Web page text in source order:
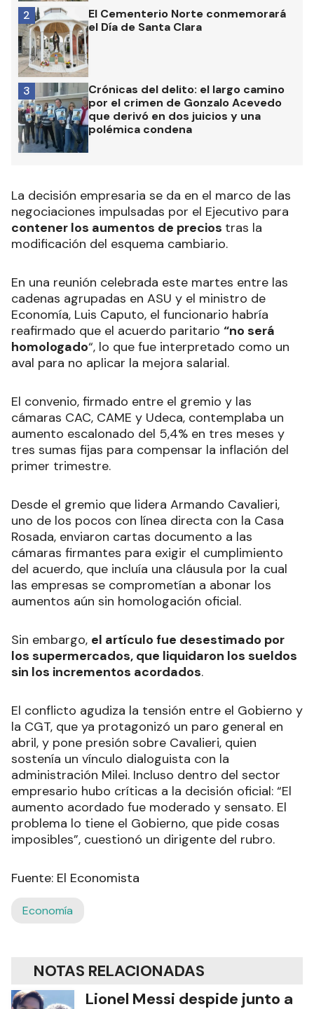
El Cementerio Norte conmemorará
el Día de Santa Clara
2
Crónicas del delito: el largo camino
por el crimen de Gonzalo Acevedo
que derivó en dos juicios y una
polémica condena
3
La decisión empresaria se da en el marco de las
negociaciones impulsadas por el Ejecutivo para
contener los aumentos de precios tras la
modificación del esquema cambiario.
En una reunión celebrada este martes entre las
cadenas agrupadas en ASU y el ministro de
Economía, Luis Caputo, el funcionario habría
reafirmado que el acuerdo paritario “no será
homologado“, lo que fue interpretado como un
aval para no aplicar la mejora salarial.
El convenio, firmado entre el gremio y las
cámaras CAC, CAME y Udeca, contemplaba un
aumento escalonado del 5,4% en tres meses y
tres sumas fijas para compensar la inflación del
primer trimestre.
Desde el gremio que lidera Armando Cavalieri,
uno de los pocos con línea directa con la Casa
Rosada, enviaron cartas documento a las
cámaras firmantes para exigir el cumplimiento
del acuerdo, que incluía una cláusula por la cual
las empresas se comprometían a abonar los
aumentos aún sin homologación oficial.
Sin embargo, el artículo fue desestimado por
los supermercados, que liquidaron los sueldos
sin los incrementos acordados.
El conflicto agudiza la tensión entre el Gobierno y
la CGT, que ya protagonizó un paro general en
abril, y pone presión sobre Cavalieri, quien
sostenía un vínculo dialoguista con la
administración Milei. Incluso dentro del sector
empresario hubo críticas a la decisión oficial: “El
aumento acordado fue moderado y sensato. El
problema lo tiene el Gobierno, que pide cosas
imposibles”, cuestionó un dirigente del rubro.
Fuente: El Economista
Economía
NOTAS RELACIONADAS
Lionel Messi despide junto a